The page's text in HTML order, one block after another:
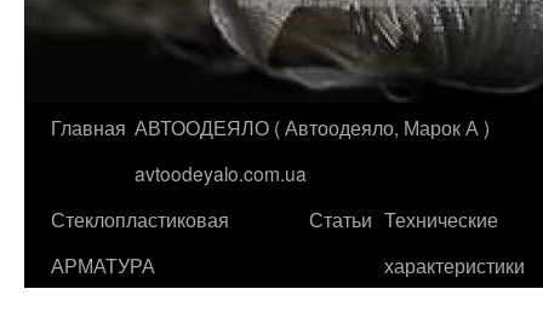
Перейти
содержимому
Главная АВТООДЕЯЛО ( Автоодеяло, Марок А )
avtoodeyalo.com.ua
Стеклопластиковая
АРМАТУРА
Статьи Технические
характеристики